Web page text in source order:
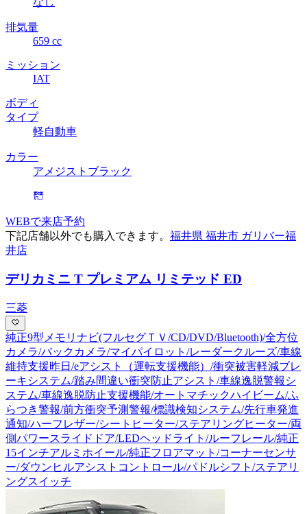
排気量
659 cc
ミッション
IAT
ボディ
タイプ
軽自動車
カラー
アメジストブラック
WEBで来店予約
下記店舗以外でも購入できます。 福井県 福井市 ガリバー福
井店
デリカミニ T プレミアム リミテッド ED
三菱
純正9型メモリナビ(フルセグＴＶ/CD/DVD/Bluetooth)/全方位
カメラ/バックカメラ/マイパイロット/レーダークルーズ/車線
維持支援昨日/eアシスト（運転支援機能）/衝突被害軽減ブレ
ーキシステム/踏み間違い衝突防止アシスト/車線逸脱警報シ
ステム/車線逸脱防止支援機能/オートマチックハイビーム/ふ
らつき警報/前方衝突予測警報/標識検知システム/先行車発進
通知/ハーフレザー/シートヒーター/ステアリングヒーター/両
側パワースライドドア/LEDヘッドライト/ルーフレール/純正
15インチアルミホイール/純正フロアマット/コーナーセンサ
ー/ダウンヒルアシストコントロール/パドルシフト/ステアリ
ングスイッチ